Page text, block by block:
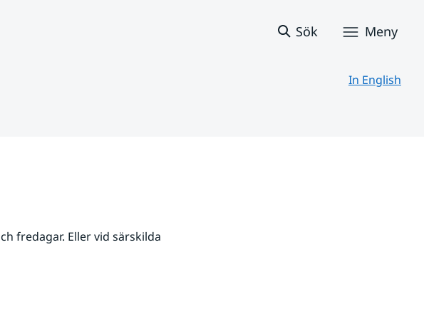
Sök Meny
In English
fredagar. Eller vid särskilda